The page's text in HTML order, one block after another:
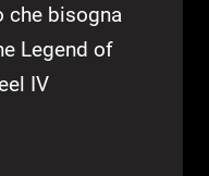
che bisogna
Legend of
IV